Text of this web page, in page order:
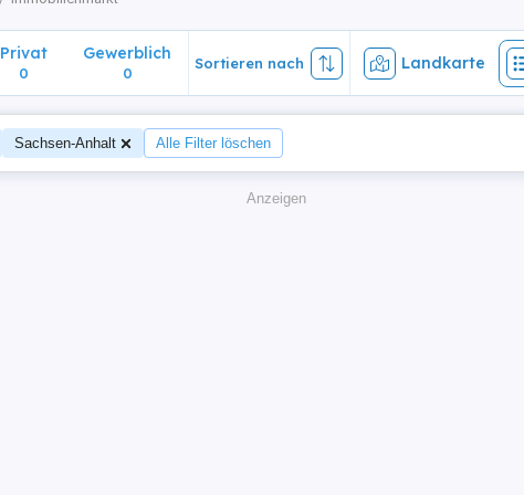
Privat
0
Gewerblich
0
Sortieren nach Landkarte
Sachsen-Anhalt Alle Filter löschen
Anzeigen